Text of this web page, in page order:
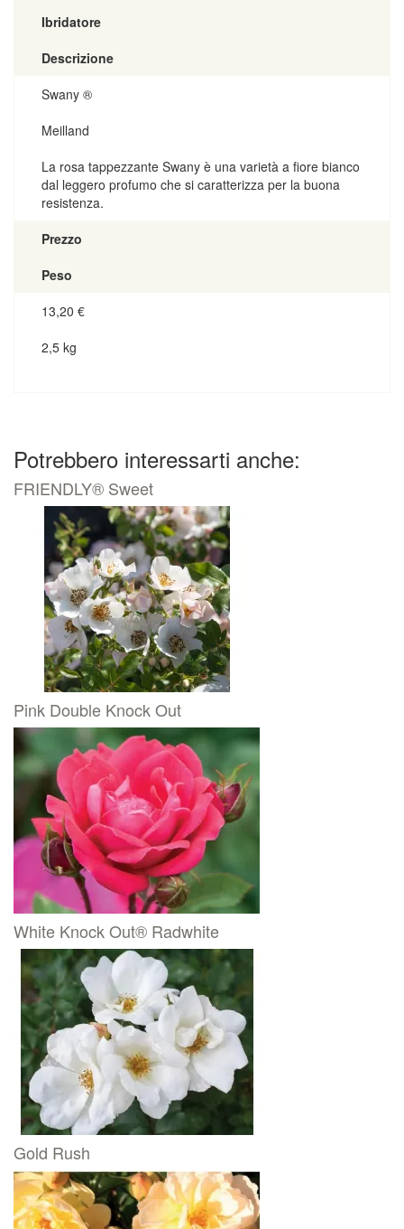
Ibridatore
Descrizione
Swany ®
Meilland
La rosa tappezzante Swany è una varietà a fiore bianco
dal leggero profumo che si caratterizza per la buona
resistenza.
Prezzo
Peso
13,20 €
2,5 kg
Potrebbero interessarti anche:
FRIENDLY® Sweet
Pink Double Knock Out
White Knock Out® Radwhite
Gold Rush